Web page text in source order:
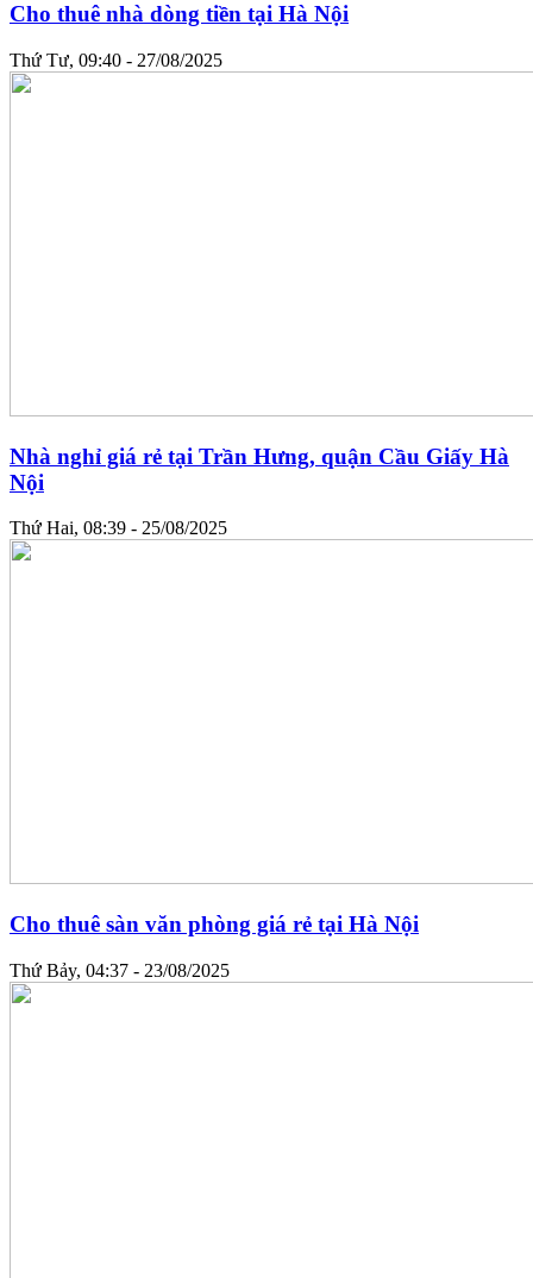
Cho thuê nhà dòng tiền tại Hà Nội
Thứ Tư, 09:40 - 27/08/2025
Nhà nghỉ giá rẻ tại Trần Hưng, quận Cầu Giấy Hà
Nội
Thứ Hai, 08:39 - 25/08/2025
Cho thuê sàn văn phòng giá rẻ tại Hà Nội
Thứ Bảy, 04:37 - 23/08/2025